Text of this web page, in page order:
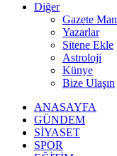
Diğer
Gazete
Yazarlar
Sitene Ekle
Astroloji
Künye
Bize Ulaşın
ANASAYFA
GÜNDEM
SİYASET
SPOR